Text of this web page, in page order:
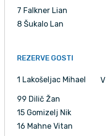
7 Falkner Lian
8 Šukalo Lan
REZERVE GOSTI
1 Lakošeljac Mihael V
99 Dilič Žan
15 Gomizelj Nik
16 Mahne Vitan